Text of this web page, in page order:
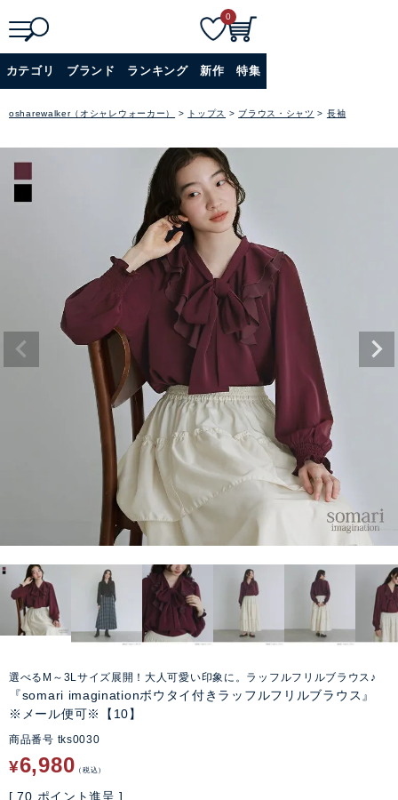
詳細検索
0
カテゴリ ブランド ランキング 新作 特集
osharewalker（オシャレウォーカー） トップス ブラウス・シャツ 長袖
選べるM～3Lサイズ展開！大人可愛い印象に。ラッフルフリルブラウス♪
『somari imaginationボウタイ付きラッフルフリルブラウス』
※メール便可※【10】
商品番号 tks0030
¥6,980 税込
[ 70 ポイント進呈 ]